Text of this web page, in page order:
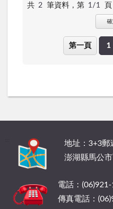
共 2 筆資料，第 1/1 頁
確
第一頁 1
地址：3+3郵
澎湖縣馬公
電話：
傳真電話：